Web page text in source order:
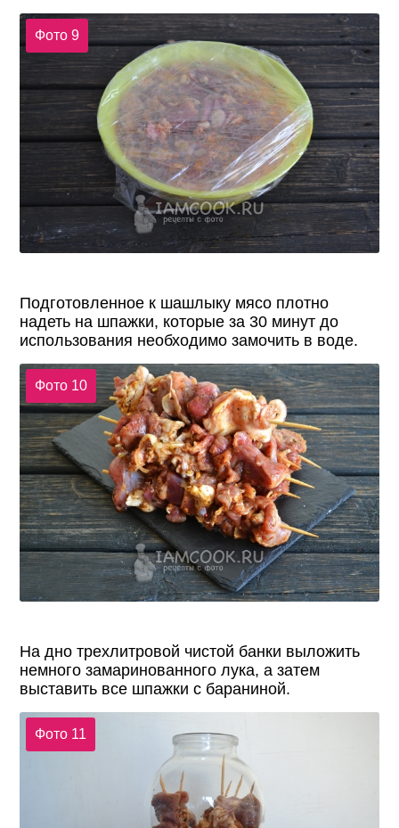
Фото 9
Подготовленное к шашлыку мясо плотно
надеть на шпажки, которые за 30 минут до
использования необходимо замочить в воде.
Фото 10
На дно трехлитровой чистой банки выложить
немного замаринованного лука, а затем
выставить все шпажки с бараниной.
Фото 11